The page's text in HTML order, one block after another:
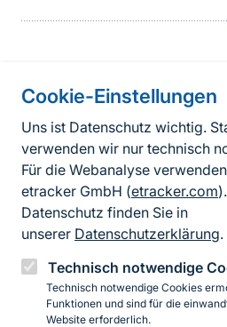
Cookie-Einstellungen
Uns ist Datenschutz wichtig.
verwenden wir nur technisch
Für die Webanalyse
etracker GmbH (etracker.com
Datenschutz finden Sie in
unserer Datenschutzerklärung.
Technisch notwendige
Technisch notwendige Cookies
Funktionen und sind für die
Website erforderlich.
FußzeileKontakt
FAQ
Erklärung zur
BfN-